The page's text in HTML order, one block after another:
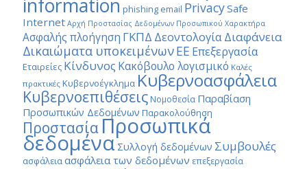
information phishing email PrivacySafe
Internet Αρχή Προστασίας Δεδομένων Προσωπικού Χαρακτήρα
Ασφαλής πλοήγηση ΓΚΠΔ ΔεοντολογίαΔιαφάνεια
Δικαιώματα υποκειμένωνΕΕ Επεξεργασία
Εταιρείες Κίνδυνος Κακόβουλο λογισμικό Καλές
πρακτικές Κυβερνοέγκλημα Κυβερνοασφάλεια
Κυβερνοεπιθέσεις Νομοθεσία Παραβίαση
Προσωπικών Δεδομένων Παρακολούθηση
ΠροστασίαΠροσωπικά
δεδομένα Συλλογή δεδομένων Συμβουλές
ασφάλειαασφάλεια των δεδομένων επεξεργασία